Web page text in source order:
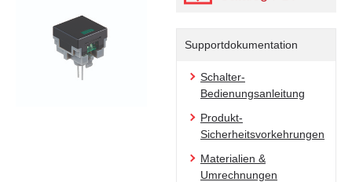
Supportdokumentation
Schalter-
Bedienungsanleitung
Produkt-
Sicherheitsvorkehrungen
Materialien &
Umrechnungen